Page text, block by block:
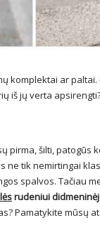
komplektai ar
iš jų verta
pirma, šilti, patogūs
ne tik nemirtingai
spalvos. Tačiau
rudeniui
Pamatykite mūsų